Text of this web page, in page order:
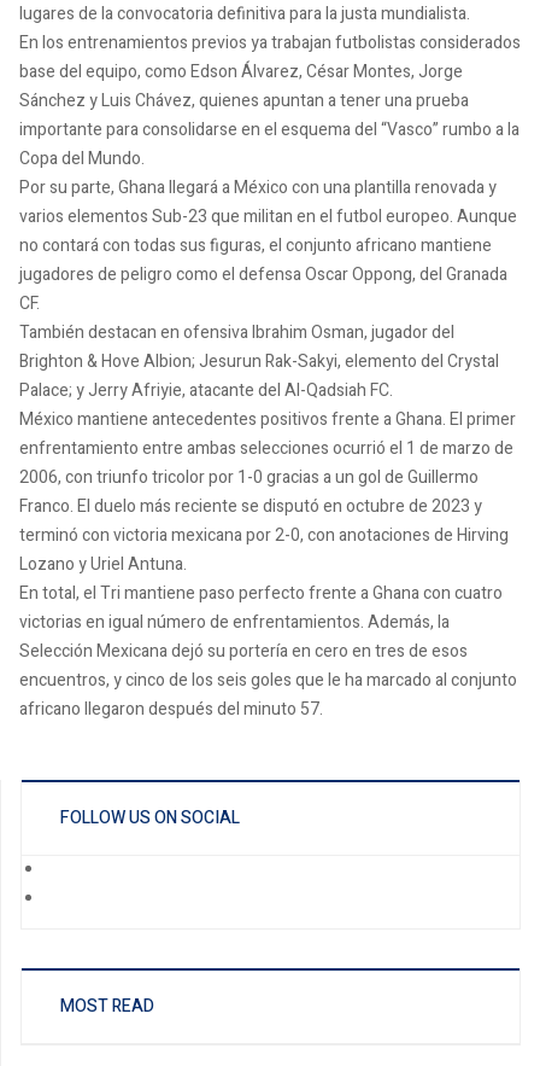
lugares de la convocatoria definitiva para la justa mundialista.
En los entrenamientos previos ya trabajan futbolistas considerados
base del equipo, como Edson Álvarez, César Montes, Jorge
Sánchez y Luis Chávez, quienes apuntan a tener una prueba
importante para consolidarse en el esquema del “Vasco” rumbo a la
Copa del Mundo.
Por su parte, Ghana llegará a México con una plantilla renovada y
varios elementos Sub-23 que militan en el futbol europeo. Aunque
no contará con todas sus figuras, el conjunto africano mantiene
jugadores de peligro como el defensa Oscar Oppong, del Granada
CF.
También destacan en ofensiva Ibrahim Osman, jugador del
Brighton & Hove Albion; Jesurun Rak-Sakyi, elemento del Crystal
Palace; y Jerry Afriyie, atacante del Al-Qadsiah FC.
México mantiene antecedentes positivos frente a Ghana. El primer
enfrentamiento entre ambas selecciones ocurrió el 1 de marzo de
2006, con triunfo tricolor por 1-0 gracias a un gol de Guillermo
Franco. El duelo más reciente se disputó en octubre de 2023 y
terminó con victoria mexicana por 2-0, con anotaciones de Hirving
Lozano y Uriel Antuna.
En total, el Tri mantiene paso perfecto frente a Ghana con cuatro
victorias en igual número de enfrentamientos. Además, la
Selección Mexicana dejó su portería en cero en tres de esos
encuentros, y cinco de los seis goles que le ha marcado al conjunto
africano llegaron después del minuto 57.
FOLLOW US ON SOCIAL
MOST READ